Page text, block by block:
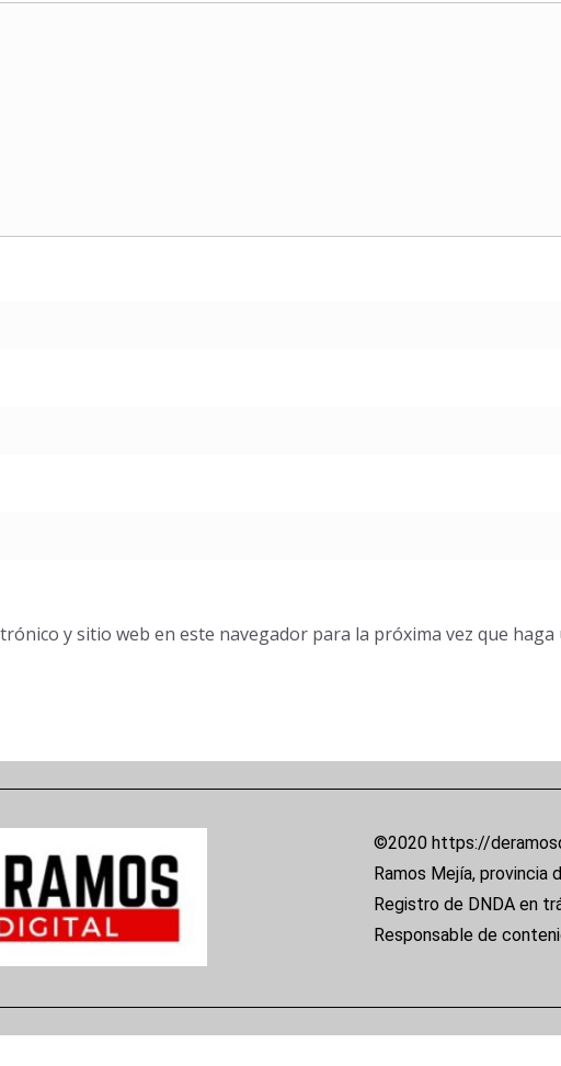
y sitio web en este navegador para la próxima vez que haga
©2020 https://
Ramos Mejía, provincia
Registro de DNDA en
Responsable de